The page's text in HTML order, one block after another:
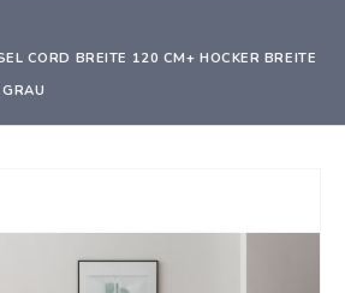
CORD BREITE 120 CM+ HOCKER BREITE